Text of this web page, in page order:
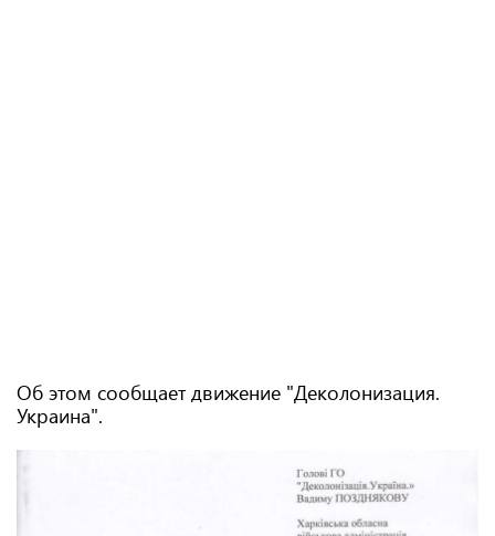
Об этом сообщает движение "Деколонизация.
Украина".